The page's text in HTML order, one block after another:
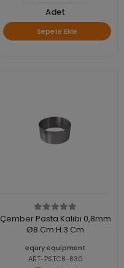
Adet
Sepete Ekle
Çember Pasta Kalıbı 0,8mm
Ø8 Cm H:3 Cm
equry equipment
ART-PSTC8-830